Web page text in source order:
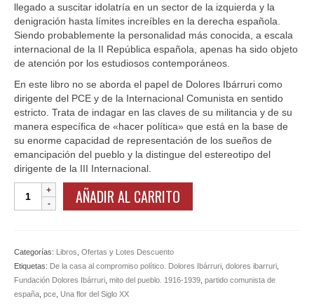
llegado a suscitar idolatría en un sector de la izquierda y la
denigración hasta límites increíbles en la derecha española.
Siendo probablemente la personalidad más conocida, a escala
internacional de la II República española, apenas ha sido objeto
de atención por los estudiosos contemporáneos.
En este libro no se aborda el papel de Dolores Ibárruri como
dirigente del PCE y de la Internacional Comunista en sentido
estricto. Trata de indagar en las claves de su militancia y de su
manera específica de «hacer política» que está en la base de
su enorme capacidad de representación de los sueños de
emancipación del pueblo y la distingue del estereotipo del
dirigente de la III Internacional.
"De
compromiso
político.
Ibárruri,
AÑADIR AL CARRITO
Categorías: Libros Ofertas y Lotes Descuento
Etiquetas: De la casa al compromiso político. Dolores Ibárruri dolores ibarruri
Fundación Dolores Ibárruri mito del pueblo. 1916-1939 partido comunista de
españa pce Una flor del Siglo XX